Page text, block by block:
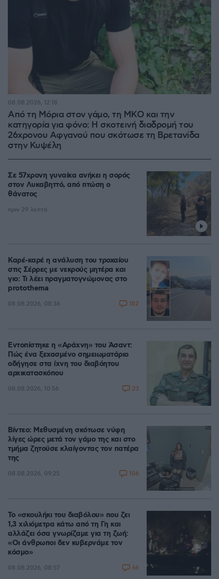
Από τη Μόρια στον γάμο, τη ΜΚΟ και την
κατηγορία για φόνο: Η σκοτεινή διαδρομή του
26χρονου Αφγανού που σκότωσε τη Βρετανίδα
στην Κυψέλη
08.08.2026, 12:18
Σε 57χρονη γυναίκα ανήκει η σορός
στον Λυκαβηττό, από πτώση ο
θάνατος
πριν 29 λεπτά
Καρέ-καρέ η ανάλυση του τροχαίου
στις Σέρρες με νεκρούς μητέρα και
γιο: Τι λέει πραγματογνώμονας στο
protothema
08.08.2026, 08:36 182
Εντοπίστηκε η «Αράχνη» του Άσαντ:
Πώς ένα ξεχασμένο σημειωματάριο
οδήγησε στα ίχνη του διαβόητου
αρχικατασκόπου
08.08.2026, 10:56 23
Βίντεο: Μεθυσμένη σκότωσε νύφη
λίγες ώρες μετά τον γάμο της και στο
τμήμα ζητούσε κλαίγοντας τον πατέρα
της
08.08.2026, 09:25 106
Το «σκουλήκι του διαβόλου» που ζει
1,3 χιλιόμετρα κάτω από τη Γη και
αλλάζει όσα γνωρίζαμε για τη ζωή:
«Οι άνθρωποι δεν κυβερνάμε τον
κόσμο»
08.08.2026, 08:57 66